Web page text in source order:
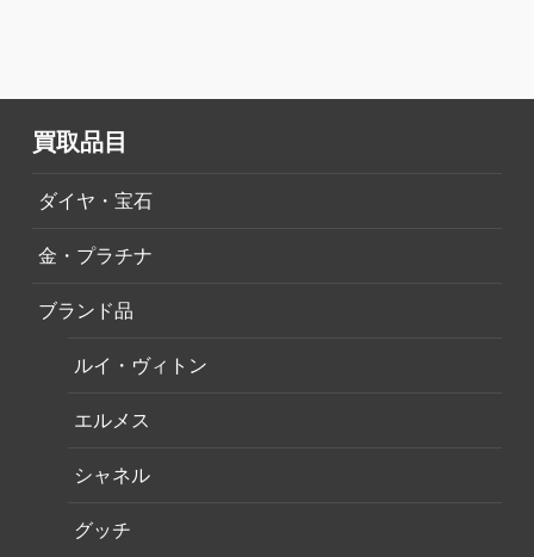
買取品目
ダイヤ・宝石
金・プラチナ
ブランド品
ルイ・ヴィトン
エルメス
シャネル
グッチ